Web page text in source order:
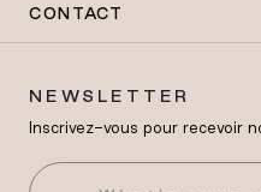
CONTACT
NEWSLETTER
Inscrivez-vous pour recevoir